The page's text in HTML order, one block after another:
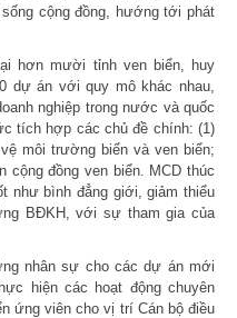
cộng đồng, hướng tới phát
hơn mười tỉnh ven biển, huy
dự án với quy mô khác nhau,
nghiệp trong nước và quốc
tích hợp các chủ đề chính: (1)
môi trường biển và ven biển;
cộng đồng ven biển. MCD thúc
như bình đẳng giới, giảm thiểu
BĐKH, với sự tham gia của
nhân sự cho các dự án mới
hiện các hoạt động chuyên
ứng viên cho vị trí Cán bộ điều